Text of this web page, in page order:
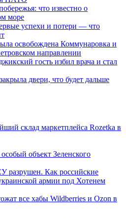
что известно о
море
успехи и потери — что
освобождена Коммунаровка и
направлении
гость избил врача и стал
двери, что будет дальше
склад маркетплейса Rozetka в
объект Зеленского
Как российские
армии под Хотенем
все хабы Wildberries и Ozon в